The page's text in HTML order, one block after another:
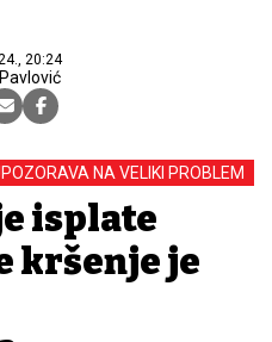
20:24
NA VELIKI PROBLEM
isplate
kršenje je